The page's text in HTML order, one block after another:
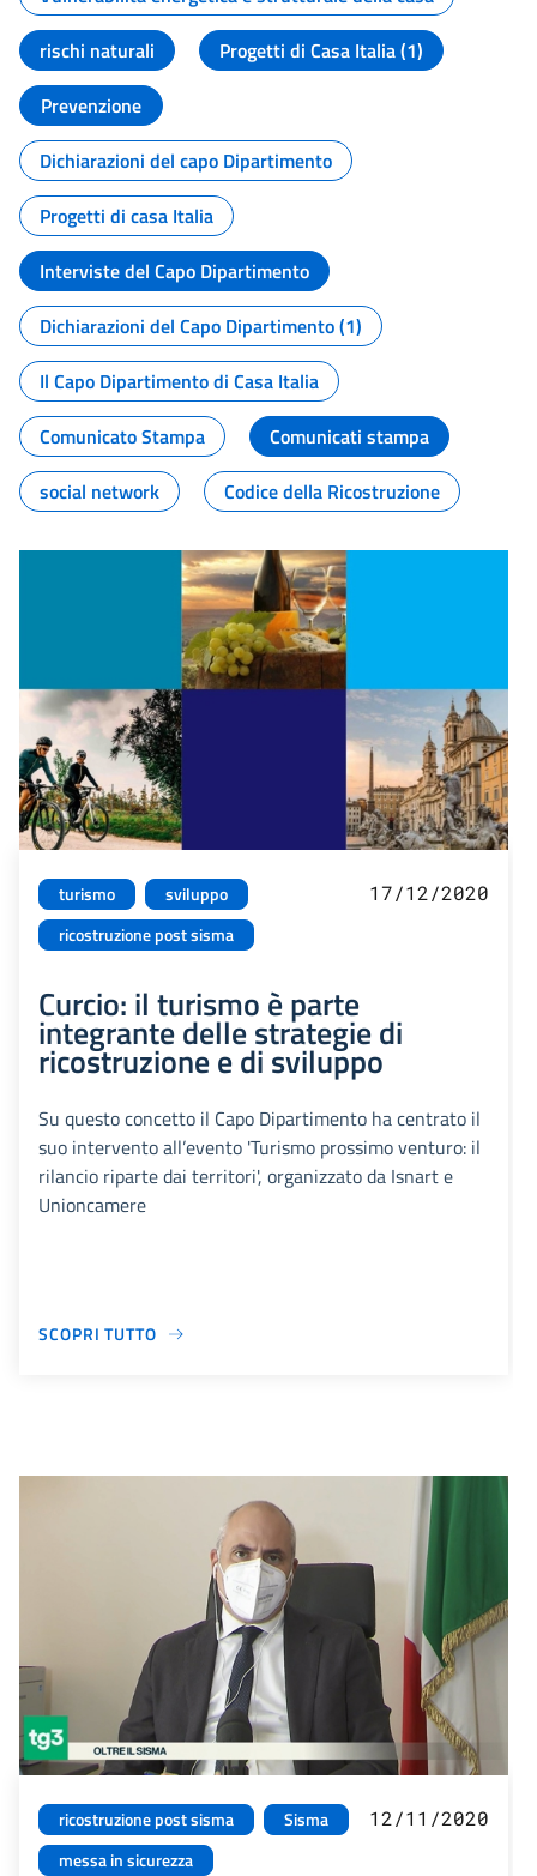
rischi naturali
Progetti di Casa Italia (1)
Prevenzione
Dichiarazioni del capo Dipartimento
Progetti di casa Italia
Interviste del Capo Dipartimento
Dichiarazioni del Capo Dipartimento (1)
Il Capo Dipartimento di Casa Italia
Comunicato Stampa
Comunicati stampa
social network
Codice della Ricostruzione
turismo
sviluppo
ricostruzione post sisma
17/12/2020
Curcio: il turismo è parte
integrante delle strategie di
ricostruzione e di sviluppo
Su questo concetto il Capo Dipartimento ha centrato il
suo intervento all’evento 'Turismo prossimo venturo: il
rilancio riparte dai territori', organizzato da Isnart e
Unioncamere
SCOPRI TUTTO
ricostruzione post sisma
Sisma
messa in sicurezza
12/11/2020